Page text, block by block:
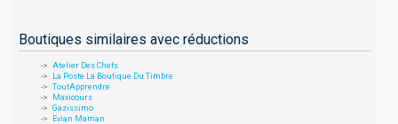
Boutiques similaires avec réductions
Atelier Des Chefs
La Poste La Boutique Du Timbre
ToutApprendre
Maxicours
Gazissimo
Evian Maman